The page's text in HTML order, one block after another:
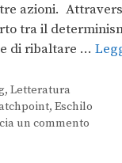
azioni.
tra il
di ribaltare …
, Letteratura
, Eschilo
un commento